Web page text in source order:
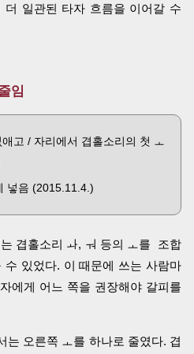
일관된 타자 흐름을 이어갈 수
임
고 / 자리에서 겹홀소리의 첫 ㅗ
넣음 (2015.11.4.)
겹홀소리 ㅘ, ㅝ 등의 ㅗ를 조합
있었다. 이 때문에 쓰는 사람마
에게 어느 쪽을 권장해야 갈피를
는 오른쪽 ㅗ를 하나로 줄였다. 겹